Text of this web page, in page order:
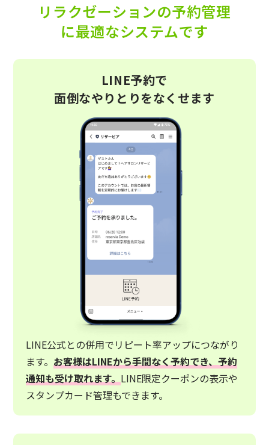
リラクゼーションの予約管理
に最適なシステムです
LINE予約で
面倒なやりとりをなくせます
LINE公式との併用でリピート率アップにつながり
ます。 お客様はLINEから手間なく予約でき、予約
通知も受け取れます。LINE限定クーポンの表示や
スタンプカード管理もできます。